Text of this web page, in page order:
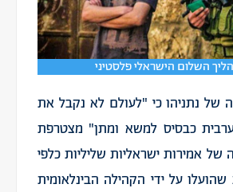
השלום הישראלי פלסטיני
של נתניהו כי "לעולם לא נקבל את
כבסיס למשא ומתן" מצטרפת
של אמירות ישראליות שליליות כלפי
שהועלו על ידי הקהילה הבינלאומית